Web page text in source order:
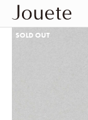
SOLD OUT